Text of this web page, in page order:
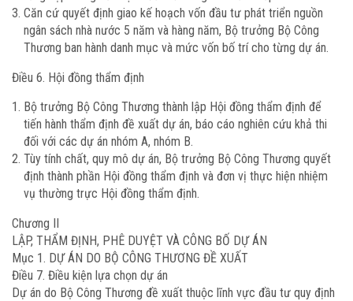
Căn cứ quyết định giao kế hoạch vốn đầu tư phát triển nguồn
ngân sách nhà nước 5 năm và hàng năm, Bộ trưởng Bộ Công
Thương ban hành danh mục và mức vốn bố trí cho từng dự án.
Điều 6. Hội đồng thẩm định
Bộ trưởng Bộ Công Thương thành lập Hội đồng thẩm định để
tiến hành thẩm định đề xuất dự án, báo cáo nghiên cứu khả thi
đối với các dự án nhóm A, nhóm B.
Tùy tính chất, quy mô dự án, Bộ trưởng Bộ Công Thương quyết
định thành phần Hội đồng thẩm định và đơn vị thực hiện nhiệm
vụ thường trực Hội đồng thẩm định.
Chương II
LẬP, THẨM ĐỊNH, PHÊ DUYỆT VÀ CÔNG BỐ DỰ ÁN
Mục 1. DỰ ÁN DO BỘ CÔNG THƯƠNG ĐỀ XUẤT
Điều 7. Điều kiện lựa chọn dự án
Dự án do Bộ Công Thương đề xuất thuộc lĩnh vực đầu tư quy định